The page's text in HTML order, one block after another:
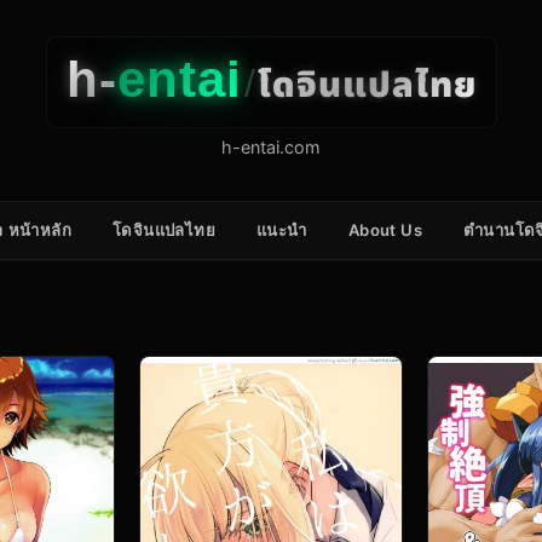
h-entai/โดจินแปลไทย
h-entai.com
หน้าหลัก โดจินแปลไทย แนะนำ About Us ตำนานโด